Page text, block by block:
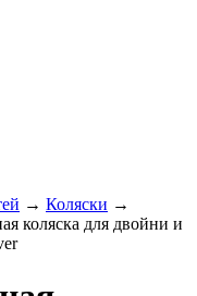
→ Коляски →
коляска для двойни и